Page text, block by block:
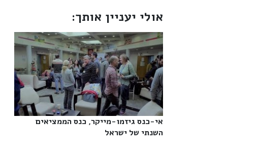
אולי יעניין אותך:
אי-כנס גיזמו-מייקר, כנס הממציאים
השנתי של ישראל‎